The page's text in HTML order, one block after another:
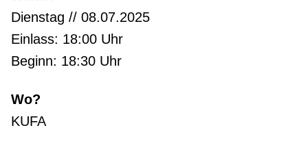
Dienstag // 08.07.2025
Einlass: 18:00 Uhr
Beginn: 18:30 Uhr
Wo?
KUFA